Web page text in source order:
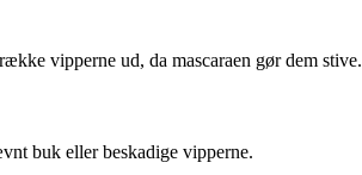
vipperne ud, da mascaraen gør dem stive.
buk eller beskadige vipperne.